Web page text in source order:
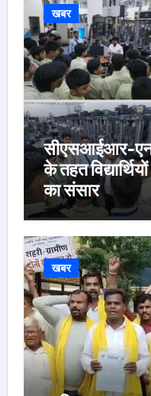
खबर
सीएसआईआर-
के तहत
का संसार
खबर